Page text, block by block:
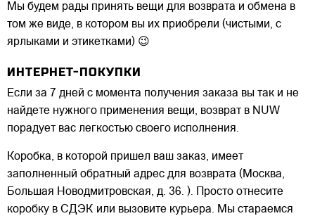
Мы будем рады принять вещи для возврата и обмена в
том же виде, в котором вы их приобрели (чистыми, с
ярлыками и этикетками) 😉
ИНТЕРНЕТ-ПОКУПКИ
Если за 7 дней с момента получения заказа вы так и не
найдете нужного применения вещи, возврат в NUW
порадует вас легкостью своего исполнения.
Коробка, в которой пришел ваш заказ, имеет
заполненный обратный адрес для возврата (Москва,
Большая Новодмитровская, д. 36. ). Просто отнесите
коробку в СДЭК или вызовите курьера. Мы стараемся